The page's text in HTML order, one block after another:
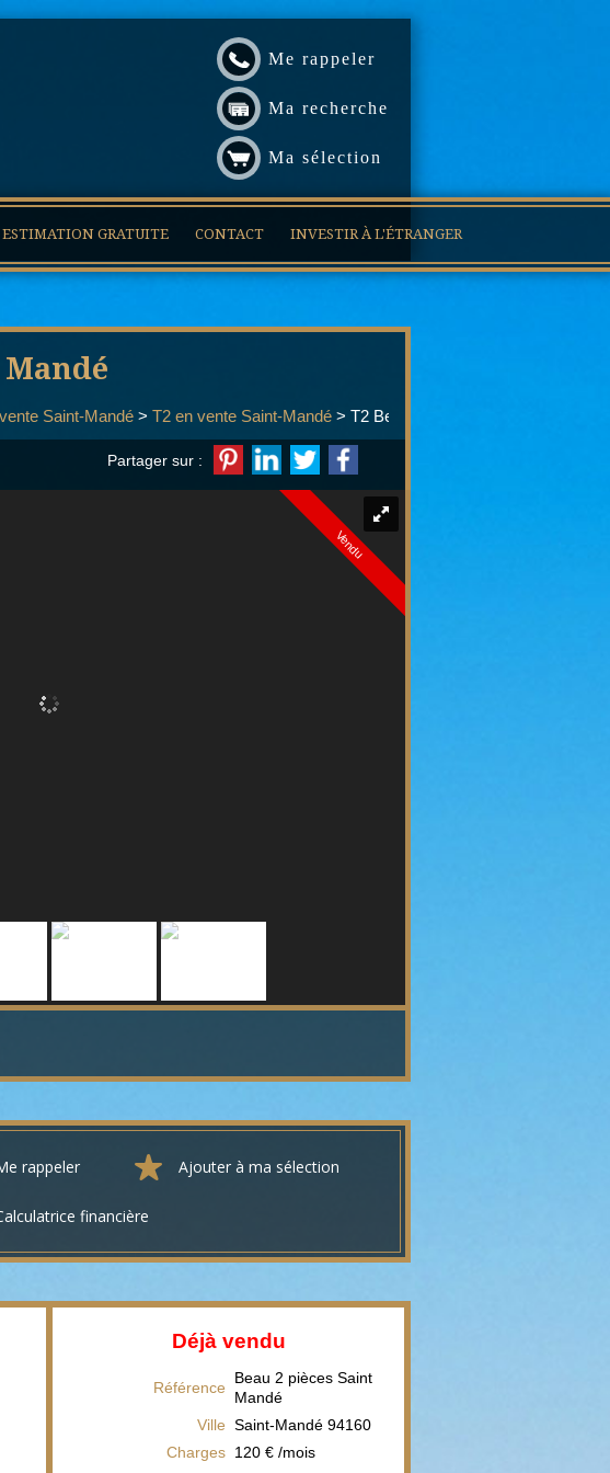
Me rappeler
Ma recherche
Ma sélection
ESTIMATION GRATUITE CONTACT INVESTIR À L'ÉTRANGER
Saint-Mandé > T2 en vente Saint-Mandé > T2 Beau 2 pièces Saint Mandé
Partager sur :
Vendu
rappeler Ajouter à ma sélection
financière
Déjà vendu
Référence
Beau 2 pièces Saint
Mandé
Ville Saint-Mandé 94160
Charges 120 € /mois